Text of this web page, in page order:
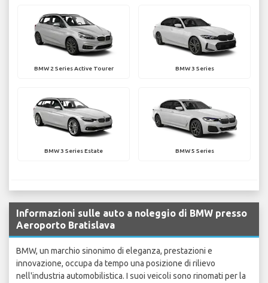
BMW 2 Series Active Tourer BMW 3 Series
BMW 3 Series Estate BMW 5 Series
Informazioni sulle auto a noleggio di BMW presso
Aeroporto Bratislava
BMW, un marchio sinonimo di eleganza, prestazioni e
innovazione, occupa da tempo una posizione di rilievo
nell'industria automobilistica. I suoi veicoli sono rinomati per la